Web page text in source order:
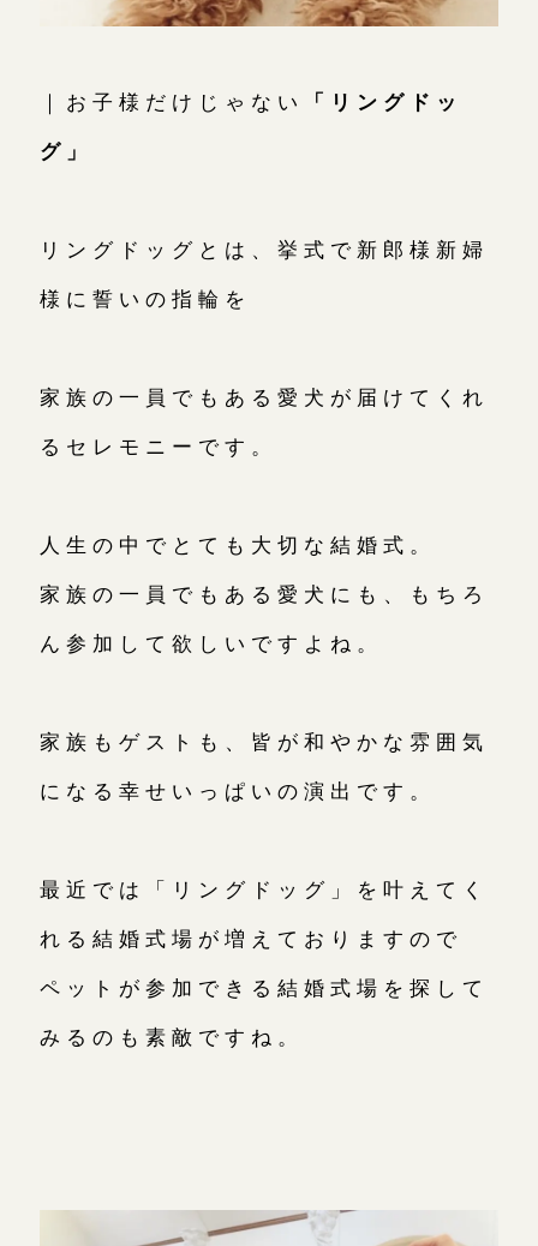
｜お子様だけじゃない
「リングドッ
グ」
リングドッグとは、挙式で新郎様新婦
様に誓いの指輪を
家族の一員でもある愛犬が届けてくれ
るセレモニーです。
人生の中でとても大切な結婚式。
家族の一員でもある愛犬にも、もちろ
ん参加して欲しいですよね。
家族もゲストも、皆が和やかな雰囲気
になる幸せいっぱいの演出です。
最近では「リングドッグ」を叶えてく
れる結婚式場が増えておりますので
ペットが参加できる結婚式場を探して
みるのも素敵ですね。
お問い合わせ（通話料無料）
年末年始は除く
目黒本店
表参道店 来店ご予約
鎌倉店 来店ご予約
川越店
軽井沢店 来店ご予約
京都店 来店ご予約
広島店 来店ご予約